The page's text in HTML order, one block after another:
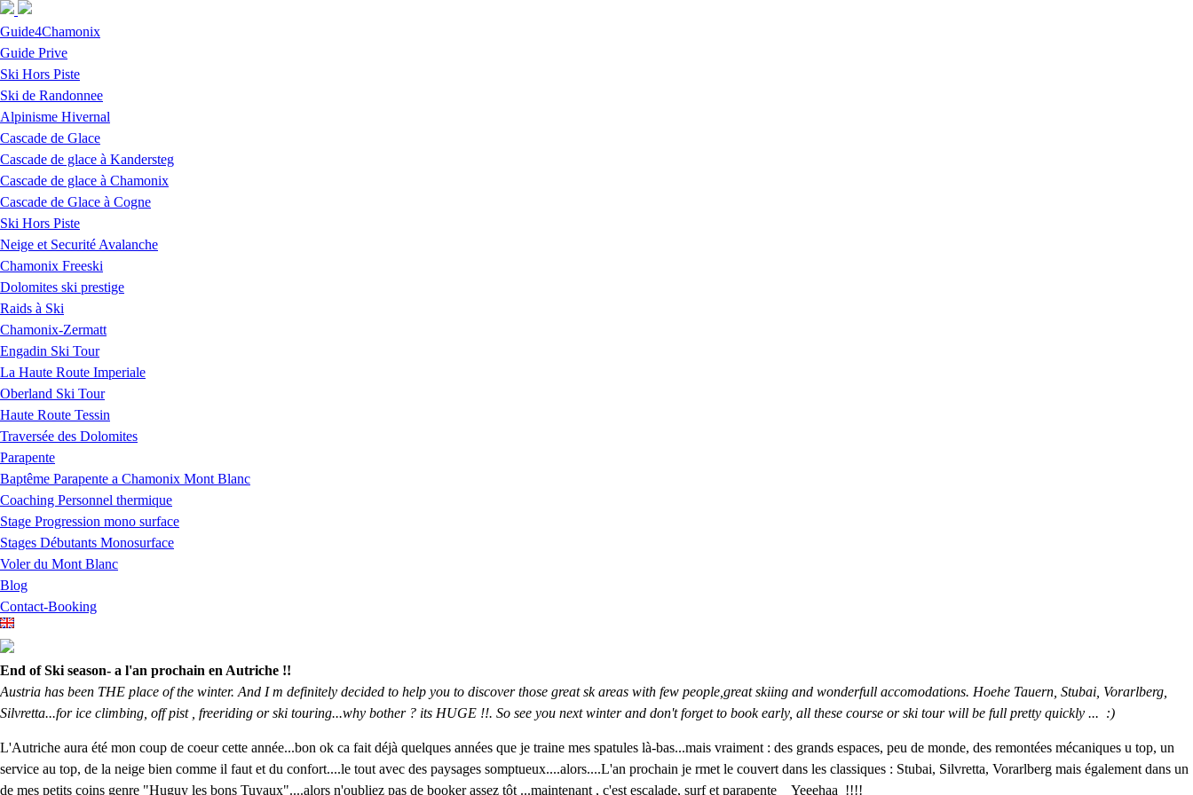
Skip to navigation
Skip to main content
Guide4Chamonix
Guide Prive
Ski Hors Piste
Ski de Randonnee
Alpinisme Hivernal
Cascade de Glace
Cascade de glace à Kandersteg
Cascade de glace à Chamonix
Cascade de Glace à Cogne
Ski Hors Piste
Neige et Securité Avalanche
Chamonix Freeski
Dolomites ski prestige
Raids à Ski
Chamonix-Zermatt
Engadin Ski Tour
La Haute Route Imperiale
Oberland Ski Tour
Haute Route Tessin
Traversée des Dolomites
Parapente
Baptême Parapente a Chamonix Mont Blanc
Coaching Personnel thermique
Stage Progression mono surface
Stages Débutants Monosurface
Voler du Mont Blanc
Blog
Contact-Booking
End of Ski season- a l'an prochain en Autriche !!
Austria has been THE place of the winter. And I m definitely decided to help you to discover those great sk areas with few people,great skiing and wonderfull accomodations. Hoehe Tauern, Stubai, Vorarlberg,
Silvretta...for ice climbing, off pist , freeriding or ski touring...why bother ? its HUGE !!. So see you next winter and don't forget to book early, all these course or ski tour will be full pretty quickly ... :)
L'Autriche aura été mon coup de coeur cette année...bon ok ca fait déjà quelques années que je traine mes spatules là-bas...mais vraiment : des grands espaces, peu de monde, des remontées mécaniques u top, un
service au top, de la neige bien comme il faut et du confort....le tout avec des paysages somptueux....alors....L'an prochain je rmet le couvert dans les classiques : Stubai, Silvretta, Vorarlberg mais également dans un
de mes petits coins genre "Huguy les bons Tuyaux"....alors n'oubliez pas de booker assez tôt ...maintenant , c'est escalade, surf et parapente Yeeehaa !!!!